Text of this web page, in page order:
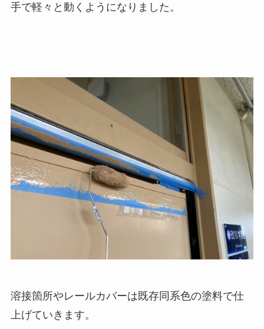
手で軽々と動くようになりました。
溶接箇所やレールカバーは既存同系色の塗料で仕
上げていきます。